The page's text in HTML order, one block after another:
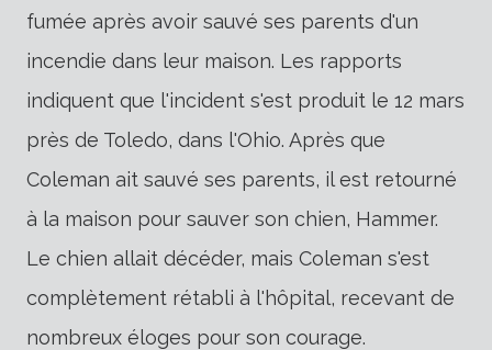
fumée après avoir sauvé ses parents d'un
incendie dans leur maison. Les rapports
indiquent que l'incident s'est produit le 12 mars
près de Toledo, dans l'Ohio. Après que
Coleman ait sauvé ses parents, il est retourné
à la maison pour sauver son chien, Hammer.
Le chien allait décéder, mais Coleman s'est
complètement rétabli à l'hôpital, recevant de
nombreux éloges pour son courage.